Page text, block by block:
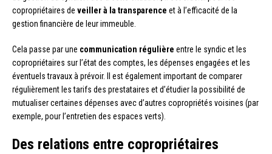
copropriétaires de veiller à la transparence et à l’efficacité de la
gestion financière de leur immeuble.
Cela passe par une communication régulière entre le syndic et les
copropriétaires sur l’état des comptes, les dépenses engagées et les
éventuels travaux à prévoir. Il est également important de comparer
régulièrement les tarifs des prestataires et d’étudier la possibilité de
mutualiser certaines dépenses avec d’autres copropriétés voisines (par
exemple, pour l’entretien des espaces verts).
Des relations entre copropriétaires